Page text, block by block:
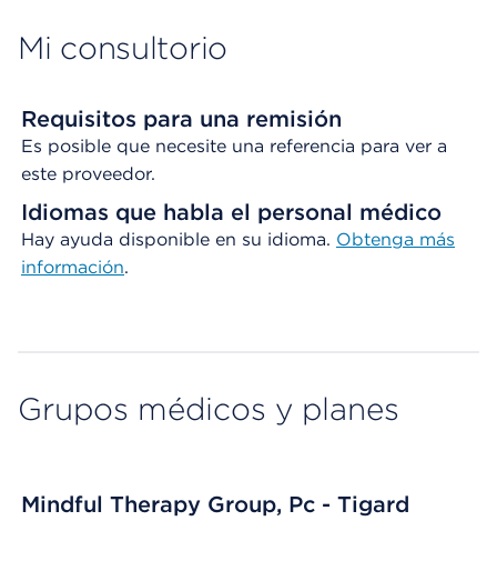
Mi consultorio
Requisitos para una remisión
Es posible que necesite una referencia para ver a
este proveedor.
Idiomas que habla el personal médico
Hay ayuda disponible en su idioma. Obtenga más
información.
Grupos médicos y planes
Mindful Therapy Group, Pc - Tigard